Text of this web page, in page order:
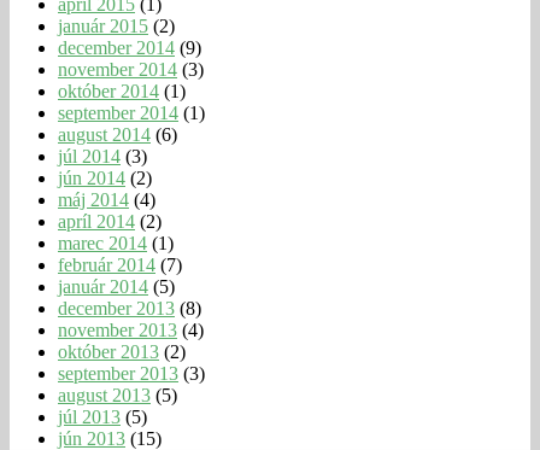
január 2015 (2)
december 2014 (9)
november 2014 (3)
október 2014 (1)
september 2014 (1)
august 2014 (6)
júl 2014 (3)
jún 2014 (2)
máj 2014 (4)
apríl 2014 (2)
marec 2014 (1)
február 2014 (7)
január 2014 (5)
december 2013 (8)
november 2013 (4)
október 2013 (2)
september 2013 (3)
august 2013 (5)
júl 2013 (5)
jún 2013 (15)